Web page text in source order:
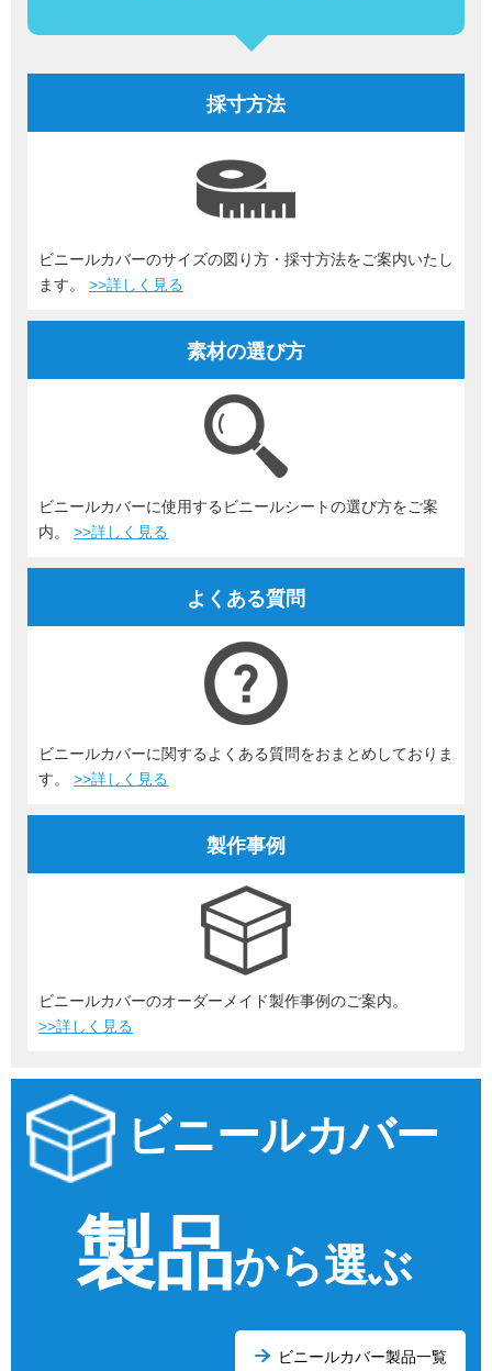
採寸方法
ビニールカバーのサイズの図り方・採寸方法をご案内いたし
ます。 >>詳しく見る
素材の選び方
ビニールカバーに使用するビニールシートの選び方をご案
内。 >>詳しく見る
よくある質問
ビニールカバーに関するよくある質問をおまとめしておりま
す。 >>詳しく見る
製作事例
ビニールカバーのオーダーメイド製作事例のご案内。
>>詳しく見る
ビニールカバー
製品から選ぶ
ビニールカバー製品一覧